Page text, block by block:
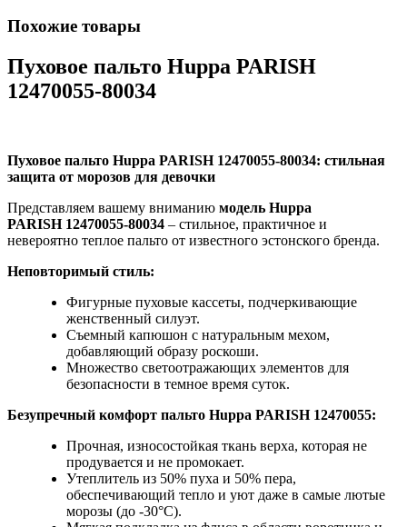
Похожие товары
Пуховое пальто Huppa PARISH
12470055-80034
Пуховое пальто Huppa PARISH 12470055-80034: стильная
защита от морозов для девочки
Представляем вашему вниманию модель Huppa
PARISH 12470055-80034 – стильное, практичное и
невероятно теплое пальто от известного эстонского бренда.
Неповторимый стиль:
Фигурные пуховые кассеты, подчеркивающие
женственный силуэт.
Съемный капюшон с натуральным мехом,
добавляющий образу роскоши.
Множество светоотражающих элементов для
безопасности в темное время суток.
Безупречный комфорт пальто Huppa PARISH 12470055:
Прочная, износостойкая ткань верха, которая не
продувается и не промокает.
Утеплитель из 50% пуха и 50% пера,
обеспечивающий тепло и уют даже в самые лютые
морозы (до -30°C).